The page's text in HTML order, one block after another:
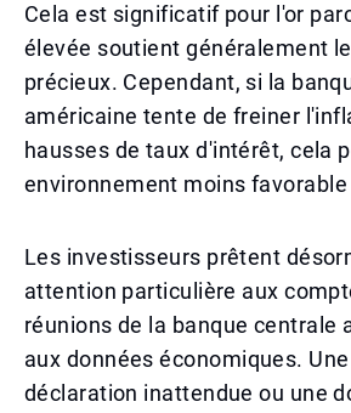
Cela est significatif pour l'or
élevée soutient généralement
précieux. Cependant, si la
américaine tente de freiner
hausses de taux d'intérêt, cela
environnement moins favorable
Les investisseurs prêtent
attention particulière aux
réunions de la banque centrale
aux données économiques.
déclaration inattendue ou une